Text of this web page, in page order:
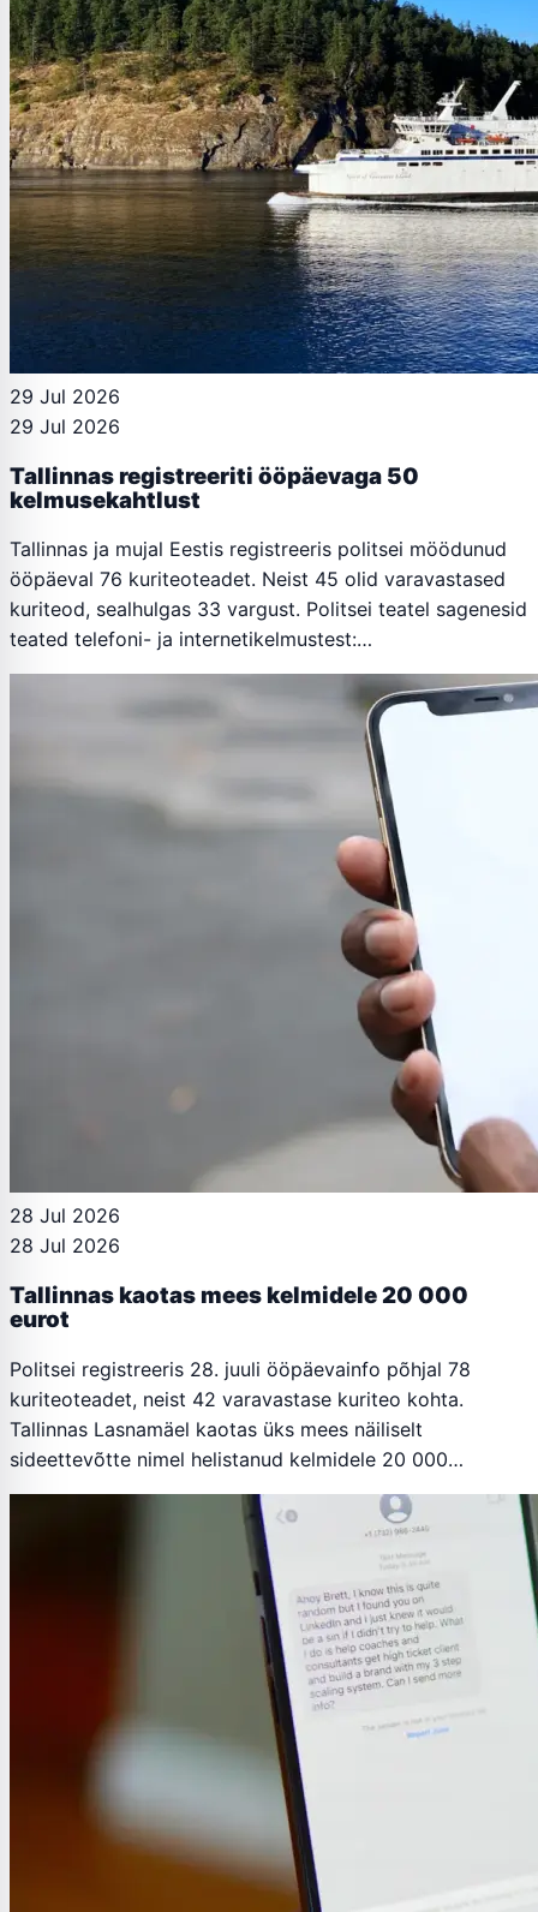
29 Jul 2026
29 Jul 2026
Tallinnas registreeriti ööpäevaga 50
kelmusekahtlust
Tallinnas ja mujal Eestis registreeris politsei möödunud
ööpäeval 76 kuriteoteadet. Neist 45 olid varavastased
kuriteod, sealhulgas 33 vargust. Politsei teatel sagenesid
teated telefoni- ja internetikelmustest:…
28 Jul 2026
28 Jul 2026
Tallinnas kaotas mees kelmidele 20 000
eurot
Politsei registreeris 28. juuli ööpäevainfo põhjal 78
kuriteoteadet, neist 42 varavastase kuriteo kohta.
Tallinnas Lasnamäel kaotas üks mees näiliselt
sideettevõtte nimel helistanud kelmidele 20 000…